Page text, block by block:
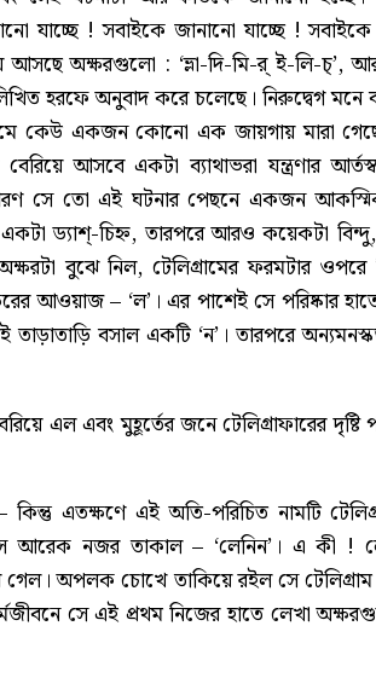
! সবাইকে জানানো যাচ্ছে ! সবাইকে
অক্ষরগুলো : ‘ভ্লা-দি-মি-র্ ই-লি-চ্’, আর
হরফে অনুবাদ করে চলেছে। নিরুদ্বেগ মনে
কেউ একজন কোনো এক জায়গায় মারা
আসবে একটা ব্যাথাভরা যন্ত্রণার
সে তো এই ঘটনার পেছনে একজন আকস্মিক
ড্যাশ্-চিহ্ন, তারপরে আরও কয়েকটা
বুঝে নিল, টেলিগ্রামের ফরমটার
আওয়াজ – ‘ল’। এর পাশেই সে পরিষ্কার
তাড়াতাড়ি বসাল একটি ‘ন’। তারপরে
এল এবং মুহূর্তের জনে টেলিগ্রাফারের
এতক্ষণে এই অতি-পরিচিত নামটি
নজর তাকাল – ‘লেনিন’। এ কী !
অপলক চোখে তাকিয়ে রইল সে
সে এই প্রথম নিজের হাতে লেখা